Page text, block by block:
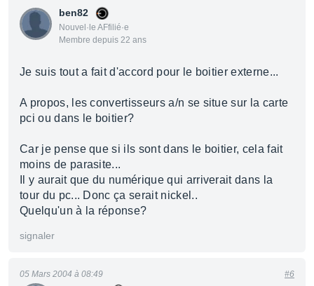
ben82
Nouvel·le AFfilié·e
Membre depuis 22 ans
Je suis tout a fait d'accord pour le boitier externe...
A propos, les convertisseurs a/n se situe sur la carte
pci ou dans le boitier?
Car je pense que si ils sont dans le boitier, cela fait
moins de parasite...
Il y aurait que du numérique qui arriverait dans la
tour du pc... Donc ça serait nickel..
Quelqu'un à la réponse?
signaler
05 Mars 2004 à 08:49 #6